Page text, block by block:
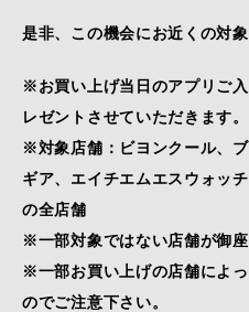
是非、この機会にお近くの対
※お買い上げ当日のアプリご
レゼントさせていただきます。
※対象店舗：ビヨンクール、
ギア、エイチエムエスウォッ
の全店舗
※一部対象ではない店舗が御座
※一部お買い上げの店舗によ
のでご注意下さい。